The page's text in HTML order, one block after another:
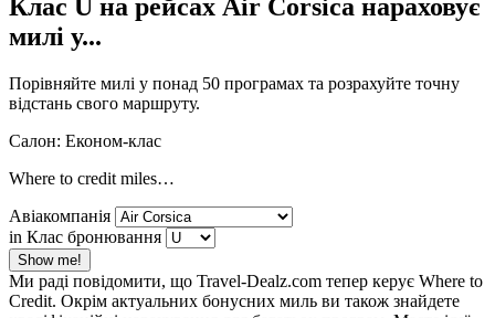
Клас U на рейсах Air Corsica нараховує
милі у...
Порівняйте милі у понад 50 програмах та розрахуйте точну
відстань свого маршруту.
Салон: Економ-клас
Where to credit miles…
Авіакомпанія
in Клас бронювання
Show me!
Ми раді повідомити, що Travel-Dealz.com тепер керує Where to
Credit. Окрім актуальних бонусних миль ви також знайдете